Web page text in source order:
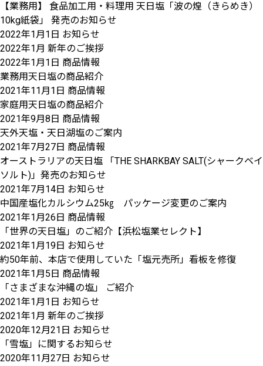
【業務用】 食品加工用・料理用 天日塩「波の煌（きらめき）
10kg紙袋」 発売のお知らせ
2022年1月1日 お知らせ
2022年1月 新年のご挨拶
2022年1月1日 商品情報
業務用天日塩の商品紹介
2021年11月1日 商品情報
家庭用天日塩の商品紹介
2021年9月8日 商品情報
天外天塩・天日湖塩のご案内
2021年7月27日 商品情報
オーストラリアの天日塩 「THE SHARKBAY SALT(シャークベイ
ソルト)」発売のお知らせ
2021年7月14日 お知らせ
中国産塩化カルシウム25㎏ パッケージ変更のご案内
2021年1月26日 商品情報
「世界の天日塩」のご紹介【浜松塩業セレクト】
2021年1月19日 お知らせ
約50年前、本店で使用していた「塩元売所」看板を修復
2021年1月5日 商品情報
「さまざまな沖縄の塩」 ご紹介
2021年1月1日 お知らせ
2021年1月 新年のご挨拶
2020年12月21日 お知らせ
「雪塩」に関するお知らせ
2020年11月27日 お知らせ